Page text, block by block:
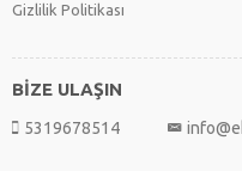
Gizlilik Politikası
BİZE ULAŞIN
5319678514